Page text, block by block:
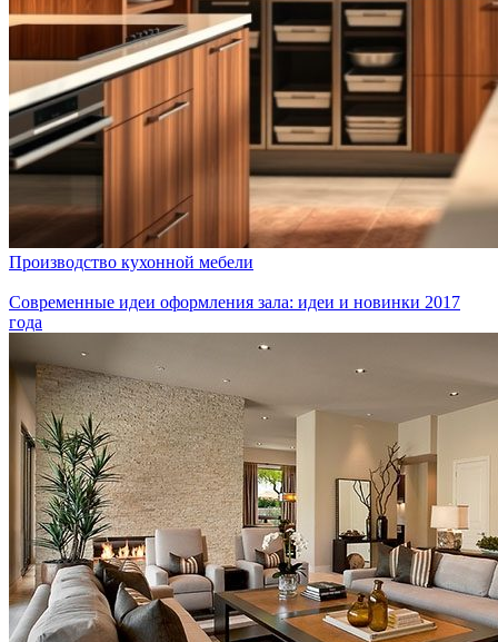
Производство кухонной мебели
Современные идеи оформления зала: идеи и новинки 2017
года